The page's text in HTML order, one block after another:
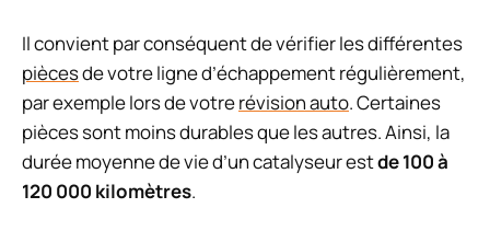
Il convient par conséquent de vérifier les différentes
piècesde votre ligne d’échappement régulièrement,
par exemple lors de votrerévision auto. Certaines
pièces sont moins durables que les autres. Ainsi, la
durée moyenne de vie d’un catalyseur estde 100 à
120 000 kilomètres.